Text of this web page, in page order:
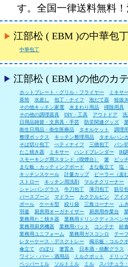
す。全国一律送料無料
江部松 ( EBM )の中華包
中華包丁
江部松 ( EBM )の他のカ
ホットプレート・グリル・フライヤー
ミキサ
茶筒
水差し 包丁・ナイフ 泡だて器
栓抜
その他キッチン家電
水まわり用品
掃除用具
その他の調理器具
DIY・工具 アウトドア
日用品雑貨・文房具・手芸
防災関連グッズ
衛生日用品・衛生医療品
タオルケット
調理
整理ボックス
キッチン整理用品
タオルハン
そば切り包丁
ぺティナイフ 三徳包丁
パン
たこ焼き器
ミキサー ハンドブレンダー
IH
スモーキング用スタンド（喫煙台）
箸
ピッ
まな板・カッティングボード
まな板立て
塩
キッチンスケール
計量カップ
ピーラー（皮
ストロー
キッチン用洗剤
マルチクリーナー
シャンパングラス
牛刀包丁 薄刃包丁
筋引
バースプーン
マドラー カクテルピン
アイ
ボール
ケーキ型 絞り袋 三角コーナー
ふ
羽釜
厨房用オーガナイザー 厨房用作業台
業務用たこ焼き器
業務用ドリンクディスペン
業務用厨房機器
業務用バット コンテナ
給
業務用ユニフォーム
業務用ガスコンロ
テー
レターケース・デスクトレー
掲示板・コルク
傘立て
のぼり 箸置き
日本酒・焼酎グラス
ワイン・バー・酒用品
ミルクポット
ドリッ
ペッパーミル
ソルトミル ミル
スパチュラ